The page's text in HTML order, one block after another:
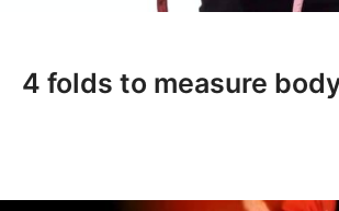
4 folds to measure